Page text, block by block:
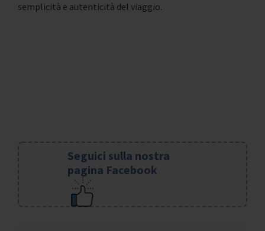
semplicità e autenticità del viaggio.
Seguici sulla nostra
pagina Facebook